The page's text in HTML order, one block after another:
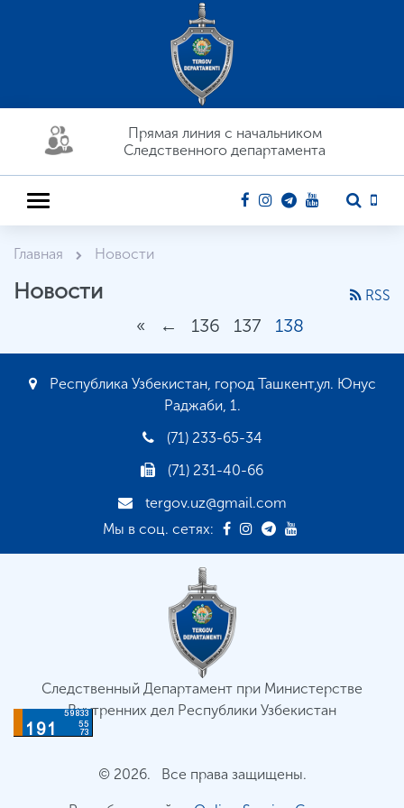
Прямая линия c начальником
Следственного департамента
Главная Новости
Новости RSS
« ← 136 137 138
Республика Узбекистан, город Ташкент,ул. Юнус
Раджаби, 1.
(71) 233-65-34
(71) 231-40-66
tergov.uz@gmail.com
Мы в соц. сетях:
Следственный Департамент при Министерстве
Внутренних дел Республики Узбекистан
© 2026. Все права защищены.